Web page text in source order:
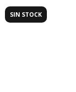
SIN STOCK